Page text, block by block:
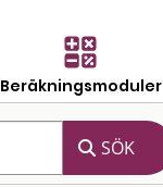
Beräkningsmoduler